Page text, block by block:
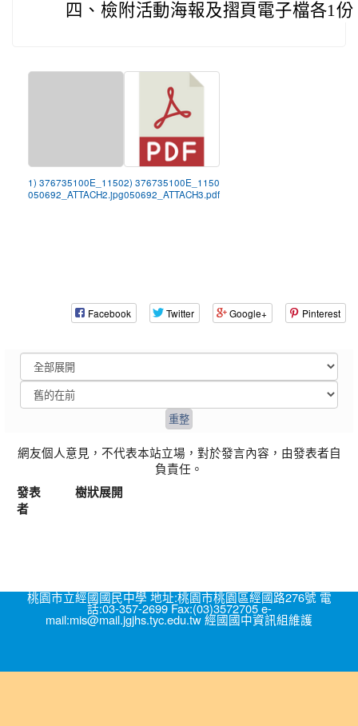
四、 檢附活動海報及摺頁電子檔各1份
1) 376735100E_1150
050692_ATTACH2.jpg
2) 376735100E_1150
050692_ATTACH3.pdf
Facebook Twitter Google+ Pinterest
網友個人意見，不代表本站立場，對於發言內容，由發表者自
負責任。
發表
者
樹狀展開
桃園市立經國國民中學 地址:桃園市桃園區經國路276號 電
話:03-357-2699 Fax:(03)3572705 e-
mail:mis@mail.jgjhs.tyc.edu.tw 經國國中資訊組維護